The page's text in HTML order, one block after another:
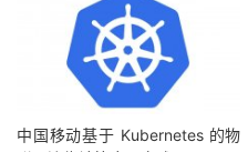
中国移动基于 Kubernetes 的物